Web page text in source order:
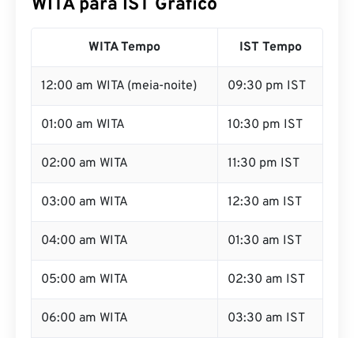
WITA para IST Gráfico
WITA Tempo IST Tempo
12:00 am WITA (meia-noite) 09:30 pm IST
01:00 am WITA 10:30 pm IST
02:00 am WITA 11:30 pm IST
03:00 am WITA 12:30 am IST
04:00 am WITA 01:30 am IST
05:00 am WITA 02:30 am IST
06:00 am WITA 03:30 am IST